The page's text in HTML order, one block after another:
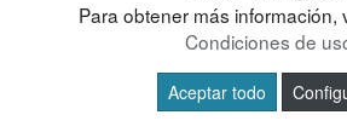
Para obtener más información,
Condiciones de
Aceptar todo